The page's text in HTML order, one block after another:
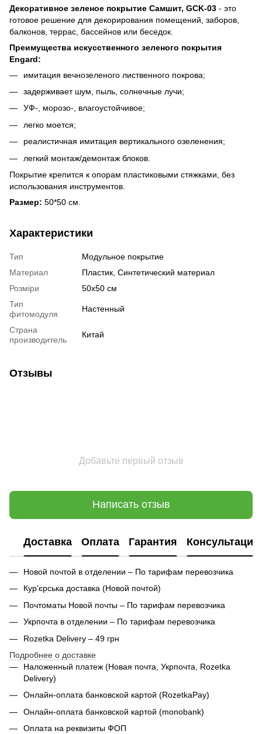
Декоративное зеленое покрытие Самшит, GCK-03 - это
готовое решение для декорирования помещений, заборов,
балконов, террас, бассейнов или беседок.
Преимущества искусственного зеленого покрытия
Engard:
имитация вечнозеленого лиственного покрова;
задерживает шум, пыль, солнечные лучи;
УФ-, морозо-, влагоустойчивое;
легко моется;
реалистичная имитация вертикального озеленения;
легкий монтаж/демонтаж блоков.
Покрытие крепится к опорам пластиковыми стяжками, без
использования инструментов.
Размер: 50*50 см.
Характеристики
Тип
Модульное покрытие
Материал
Пластик, Синтетический материал
Розміри
50х50 см
Тип
фитомодуля
Настенный
Страна
производитель
Китай
Отзывы
Добавьте первый отзыв
Написать отзыв
Доставка Оплата Гарантия Консультация
Новой почтой в отделении – По тарифам перевозчика
Кур'єрська доставка (Новой почтой)
Почтоматы Новой почты – По тарифам перевозчика
Укрпочта в отделении – По тарифам перевозчика
Rozetka Delivery – 49 грн
Подробнее о доставке
Наложенный платеж (Новая почта, Укрпочта, Rozetka
Delivery)
Онлайн-оплата банковской картой (RozetkaPay)
Онлайн-оплата банковской картой (monobank)
Оплата на реквизиты ФОП